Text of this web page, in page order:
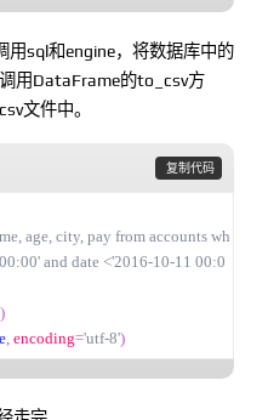
用sql和engine，将数据库中的
用DataFrame的to_csv方
文件中。
复制代码
age, city, pay from accounts wh
and date <'2016-10-11 00:0
)
, encoding='utf-8')